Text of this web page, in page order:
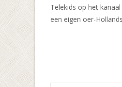
Telekids op het
een eigen oer-